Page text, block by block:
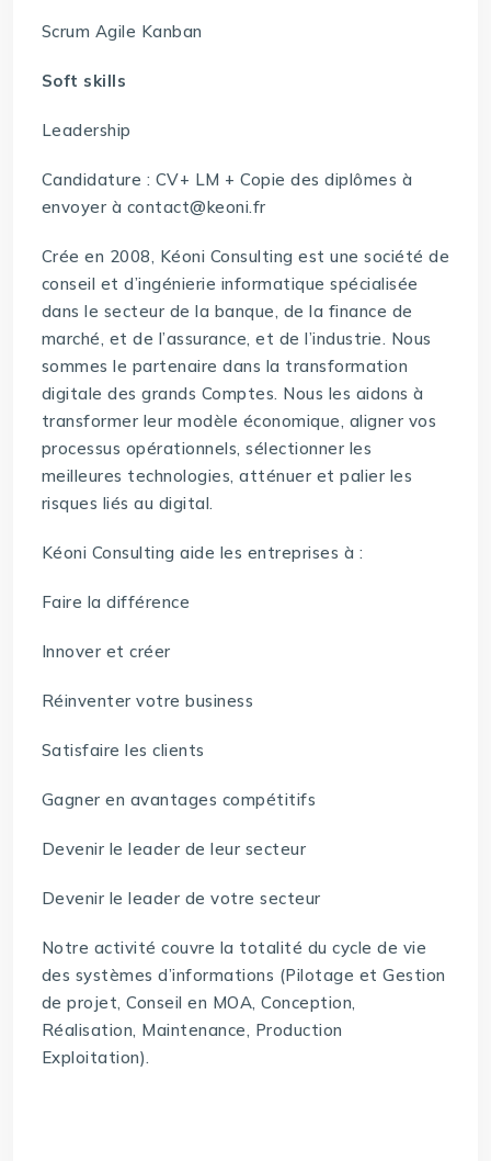
Scrum Agile Kanban
Soft skills
Leadership
Candidature : CV+ LM + Copie des diplômes à
envoyer à contact@keoni.fr
Crée en 2008, Kéoni Consulting est une société de
conseil et d’ingénierie informatique spécialisée
dans le secteur de la banque, de la finance de
marché, et de l’assurance, et de l’industrie. Nous
sommes le partenaire dans la transformation
digitale des grands Comptes. Nous les aidons à
transformer leur modèle économique, aligner vos
processus opérationnels, sélectionner les
meilleures technologies, atténuer et palier les
risques liés au digital.
Kéoni Consulting aide les entreprises à :
Faire la différence
Innover et créer
Réinventer votre business
Satisfaire les clients
Gagner en avantages compétitifs
Devenir le leader de leur secteur
Devenir le leader de votre secteur
Notre activité couvre la totalité du cycle de vie
des systèmes d’informations (Pilotage et Gestion
de projet, Conseil en MOA, Conception,
Réalisation, Maintenance, Production
Exploitation).